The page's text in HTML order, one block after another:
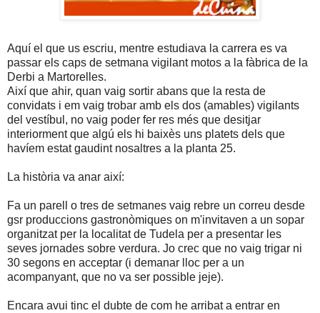
Aquí el que us escriu, mentre estudiava la carrera es va
passar els caps de setmana vigilant motos a la fàbrica de la
Derbi a Martorelles.
Així que ahir, quan vaig sortir abans que la resta de
convidats i em vaig trobar amb els dos (amables) vigilants
del vestíbul, no vaig poder fer res més que desitjar
interiorment que algú els hi baixès uns platets dels que
havíem estat gaudint nosaltres a la planta 25.
La història va anar així:
Fa un parell o tres de setmanes vaig rebre un correu desde
gsr produccions gastronòmiques on m'invitaven a un sopar
organitzat per la localitat de Tudela per a presentar les
seves jornades sobre verdura. Jo crec que no vaig trigar ni
30 segons en acceptar (i demanar lloc per a un
acompanyant, que no va ser possible jeje).
Encara avui tinc el dubte de com he arribat a entrar en